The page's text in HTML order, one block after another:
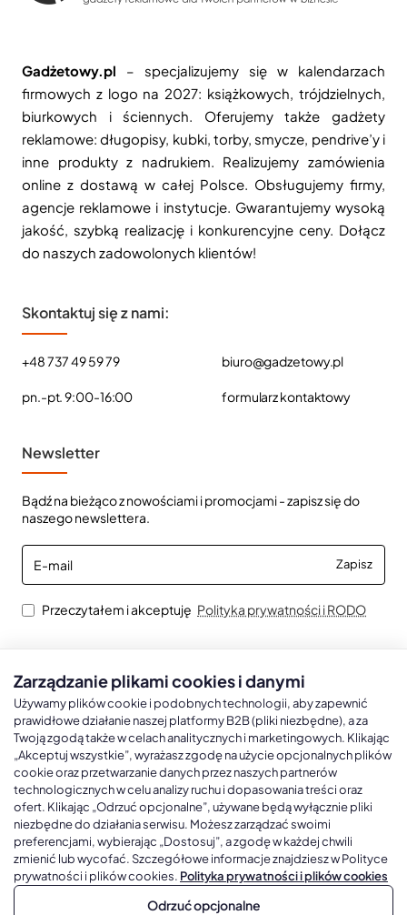
Gadżetowy.pl – specjalizujemy się w kalendarzach
firmowych z logo na 2027: książkowych, trójdzielnych,
biurkowych i ściennych. Oferujemy także gadżety
reklamowe: długopisy, kubki, torby, smycze, pendrive’y i
inne produkty z nadrukiem. Realizujemy zamówienia
online z dostawą w całej Polsce. Obsługujemy firmy,
agencje reklamowe i instytucje. Gwarantujemy wysoką
jakość, szybką realizację i konkurencyjne ceny. Dołącz
do naszych zadowolonych klientów!
Skontaktuj się z nami:
+48 737 49 59 79
pn.-pt. 9:00-16:00
biuro@gadzetowy.pl
formularz kontaktowy
Newsletter
Bądź na bieżąco z nowościami i promocjami - zapisz się do
naszego newslettera.
E-
mail
Zapisz
Przeczytałem i akceptuję Polityka prywatności i RODO
Kalendarze książkowe
Kalendarze książkowe A5
Kalendarze książkowe A4
Kalendarze książkowe B5
Kalendarze książkowe A6 i B6
Kalendarze książkowe z własną oprawą
Kalendarze Ścienne
Kalendarze trójdzielne
Kalendarze jednodzielne
Kalendarze czterodzielne
Kalendarze Wieloplanszowe
Kalendarze Wielopanszowe, Plakatowe
Zarządzanie plikami cookies i danymi
Używamy plików cookie i podobnych technologii, aby zapewnić
prawidłowe działanie naszej platformy B2B (pliki niezbędne), a za
Twoją zgodą także w celach analitycznych i marketingowych. Klikając
„Akceptuj wszystkie”, wyrażasz zgodę na użycie opcjonalnych plików
cookie oraz przetwarzanie danych przez naszych partnerów
technologicznych w celu analizy ruchu i dopasowania treści oraz
ofert. Klikając „Odrzuć opcjonalne”, używane będą wyłącznie pliki
niezbędne do działania serwisu. Możesz zarządzać swoimi
preferencjami, wybierając „Dostosuj”, a zgodę w każdej chwili
zmienić lub wycofać. Szczegółowe informacje znajdziesz w Polityce
prywatności i plików cookies. Polityka prywatności i plików cookies
Odrzuć opcjonalne